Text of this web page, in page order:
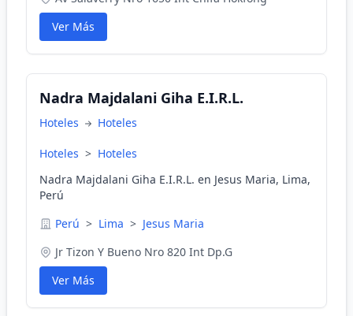
Ver Más
Nadra Majdalani Giha E.I.R.L.
Hoteles Hoteles
Hoteles > Hoteles
Nadra Majdalani Giha E.I.R.L. en Jesus Maria, Lima,
Perú
Perú > Lima > Jesus Maria
Jr Tizon Y Bueno Nro 820 Int Dp.G
Ver Más